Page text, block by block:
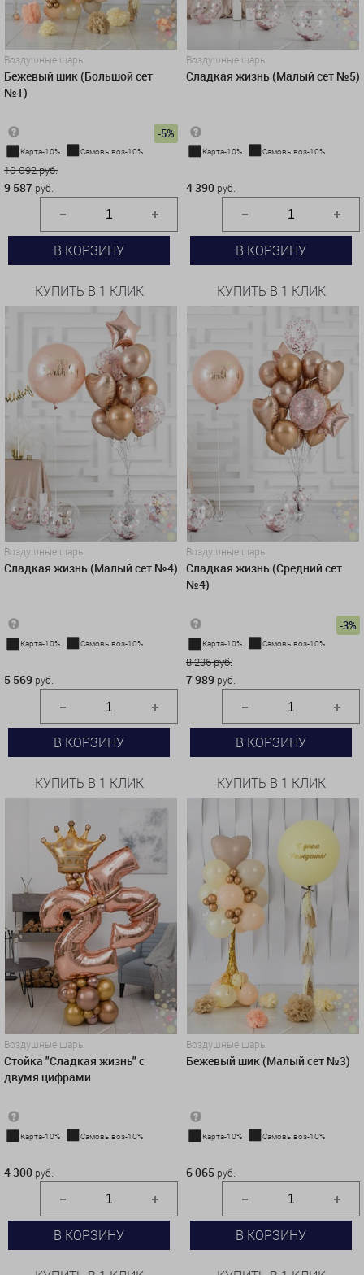
Воздушные шары
Бежевый шик (Большой сет
№1)
-5%
Карта-10% Самовывоз-10%
10 092 руб.
9 587 руб.
В КОРЗИНУ
КУПИТЬ В 1 КЛИК
Воздушные шары
Сладкая жизнь (Малый сет №5)
Карта-10% Самовывоз-10%
4 390 руб.
В КОРЗИНУ
КУПИТЬ В 1 КЛИК
Воздушные шары
Сладкая жизнь (Малый сет №4)
Карта-10% Самовывоз-10%
5 569 руб.
В КОРЗИНУ
КУПИТЬ В 1 КЛИК
Воздушные шары
Сладкая жизнь (Средний сет
№4)
-3%
Карта-10% Самовывоз-10%
8 236 руб.
7 989 руб.
В КОРЗИНУ
КУПИТЬ В 1 КЛИК
Воздушные шары
Стойка "Сладкая жизнь" с
двумя цифрами
Карта-10% Самовывоз-10%
4 300 руб.
В КОРЗИНУ
Воздушные шары
Бежевый шик (Малый сет №3)
Карта-10% Самовывоз-10%
6 065 руб.
В КОРЗИНУ